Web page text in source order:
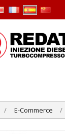
E-Commerce